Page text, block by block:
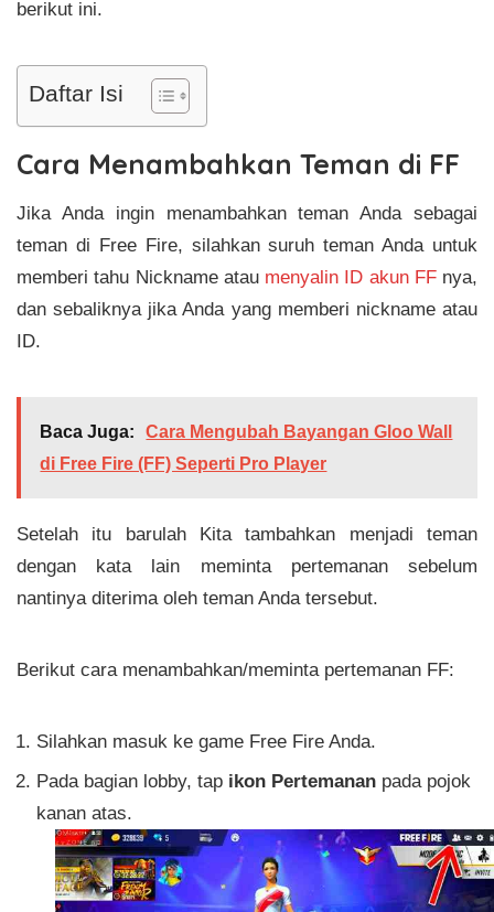
berikut ini.
Daftar Isi
Cara Menambahkan Teman di FF
Jika Anda ingin menambahkan teman Anda sebagai
teman di Free Fire, silahkan suruh teman Anda untuk
memberi tahu Nickname atau menyalin ID akun FFnya,
dan sebaliknya jika Anda yang memberi nickname atau
ID.
Baca Juga:
Cara Mengubah Bayangan Gloo Wall
di Free Fire (FF) Seperti Pro Player
Setelah itu barulah Kita tambahkan menjadi teman
dengan kata lain meminta pertemanan sebelum
nantinya diterima oleh teman Anda tersebut.
Berikut cara menambahkan/meminta pertemanan FF:
Silahkan masuk ke game Free Fire Anda.
Pada bagian lobby, tap ikon Pertemanan pada pojok
kanan atas.